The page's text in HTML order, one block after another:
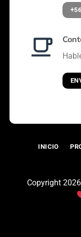
INICIO
Copyright